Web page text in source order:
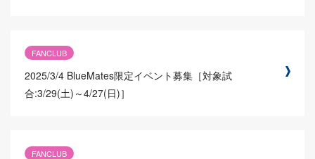
FANCLUB
2025/3/4 BlueMates限定イベント募集［対象試
合:3/29(土)～4/27(日)］
FANCLUB